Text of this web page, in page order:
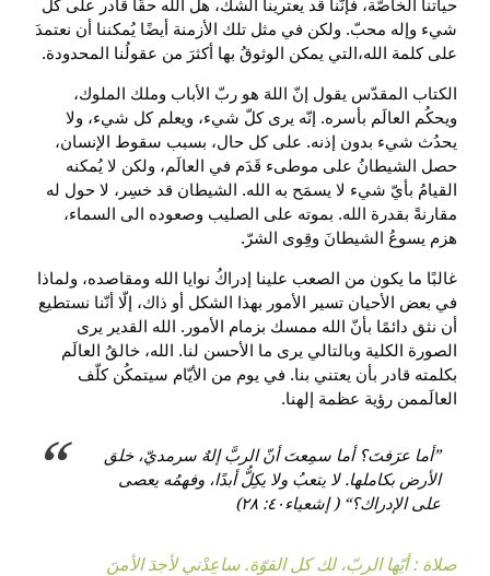
حياتنا الخاصّة، فإنّنا قد يعترينا الشكّ، هل الله حقًّا قادر على كلّ
شيء وإله محبّ. ولكن في مثل تلك الأزمنة أيضًا يُمكننا أن نعتمدَ
على كلمة الله،التي يمكن الوثوقُ بها أكثرَ من عقولُنا المحدودة.
الكتاب المقدّس يقول إنّ اللهَ هو ربّ الأباب وملك الملوك،
ويحكُم العالَم بأسره. إنّه يرى كلّ شيء، ويعلم كل شيء، ولا
يحدُث شيء بدون إذنه. على كل حال، بسبب سقوط الإنسان،
حصل الشيطانُ على موطىء قَدَم في العالَم، ولكن لا يُمكنه
القيامُ بأيّ شيء لا يسمَح به الله. الشيطان قد خسِر، لا حول له
مقارنةً بقدرة الله. بموته على الصليب وصعوده الى السماء،
هزم يسوعُ الشيطانَ وقِوى الشرّ.
غالبًا ما يكون من الصعب علينا إدراكُ نوايا الله ومقاصده، ولماذا
في بعض الأحيان تسير الأمور بهذا الشكل أو ذاك، إلّا أنّنا نستطيع
أن نثق دائمًا بأنّ الله ممسك بزمام الأمور. الله القدير يرى
الصورة الكلية وبالتالي يرى ما الأحسن لنا. الله، خالقُ العالَم
بكلمته قادر بأن يعتني بنا. في يوم من الأيّام سيتمكُن كلّف
العالَممن رؤية عظمة إلهنا.
”أما عرَفتَ؟ أما سمِعتَ أنّ الربَّ إلهٌ سرمديّ، خلق
الأرض بكاملها. لا يتعبُ ولا يكِلُّ أبدًا، وفهمُه يعصى
على الإدراك؟“ ( إشعياء٤٠: ٢٨)
صلاة : أيّها الربّ، لك كل القوّة. ساعِدْني لأجدَ الأمنَ